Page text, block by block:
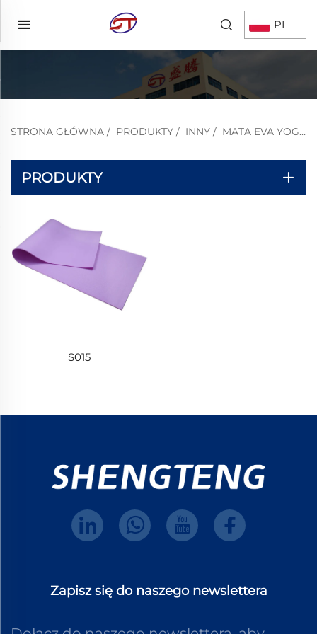
PL
STRONA GŁÓWNA / PRODUKTY / INNY / MATA EVA YOGAPLIATES
PRODUKTY
S015
Zapisz się do naszego newslettera